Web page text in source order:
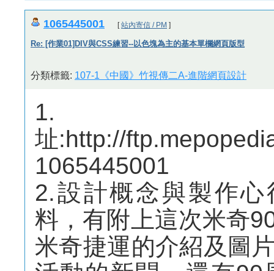
1065445001 [站內寄信 / PM ]
Re: [作業01]DIV與CSS練習--以色塊為主的基本單欄網頁版型
分類標籤: 107-1《中國》竹視傳二A-進階網頁設計
址:http://
1065445001
2.設計概念與製作
料，有附上這次米奇
米奇捷運的介紹及圖